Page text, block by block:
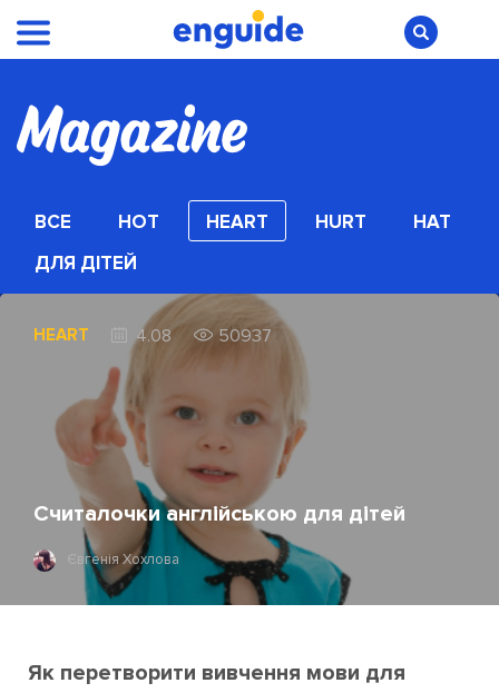
ВСЕ HOT HEART HURT
HAT
ДЛЯ ДІТЕЙ
HEART 4.08 50937
Считалочки англійською для дітей
Євгенія Хохлова
Як перетворити вивчення мови для